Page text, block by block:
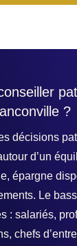
?
décisions
d’un
épargne
Le
: salariés,
chefs